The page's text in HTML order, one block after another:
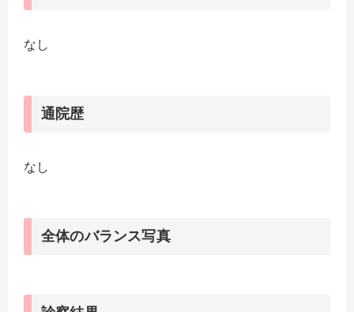
なし
通院歴
なし
全体のバランス写真